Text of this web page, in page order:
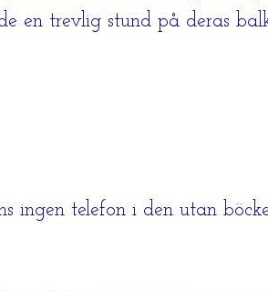
en trevlig stund på deras
ingen telefon i den utan